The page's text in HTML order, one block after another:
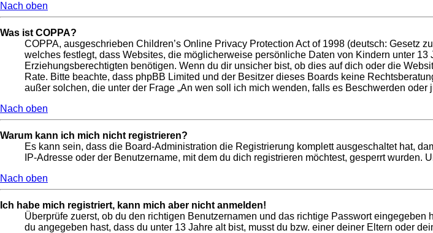
Nach oben
Was ist COPPA?
COPPA, ausgeschrieben Children’s Online Privacy Protection Act of 1998 (deutsch: Gesetz
welches festlegt, dass Websites, die möglicherweise persönliche Daten von Kindern unter
Erziehungsberechtigten benötigen. Wenn du dir unsicher bist, ob dies auf dich oder die
Rate. Bitte beachte, dass phpBB Limited und der Besitzer dieses Boards keine
außer solchen, die unter der Frage „An wen soll ich mich wenden, falls es Beschwerden
Nach oben
Warum kann ich mich nicht registrieren?
Es kann sein, dass die Board-Administration die Registrierung komplett ausgeschaltet hat,
IP-Adresse oder der Benutzername, mit dem du dich registrieren möchtest, gesperrt
Nach oben
Ich habe mich registriert, kann mich aber nicht anmelden!
Überprüfe zuerst, ob du den richtigen Benutzernamen und das richtige Passwort
du angegeben hast, dass du unter 13 Jahre alt bist, musst du bzw. einer deiner Eltern oder